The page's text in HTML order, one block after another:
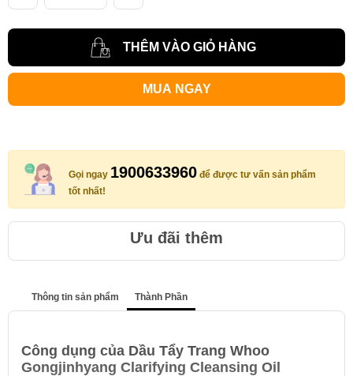
THÊM VÀO GIỎ HÀNG
MUA NGAY
Gọi ngay 1900633960 để được tư vấn sản phẩm
tốt nhất!
Ưu đãi thêm
Thông tin sản phẩm Thành Phần
Công dụng của Dầu Tẩy Trang Whoo
Gongjinhyang Clarifying Cleansing Oil